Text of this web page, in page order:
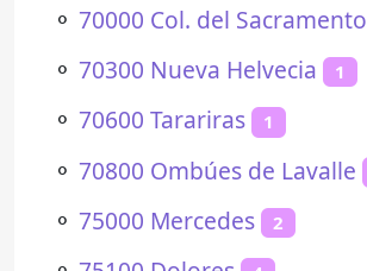
⚬ 70000 Col. del Sacramento
⚬ 70300 Nueva Helvecia 1
⚬ 70600 Tarariras 1
⚬ 70800 Ombúes de Lavalle
⚬ 75000 Mercedes 2